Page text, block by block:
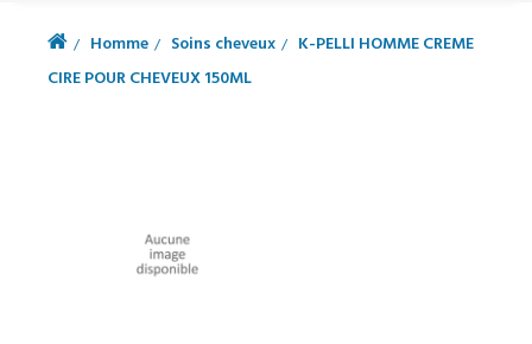
Homme Soins cheveux
K-PELLI HOMME CREME
CIRE POUR CHEVEUX 150ML